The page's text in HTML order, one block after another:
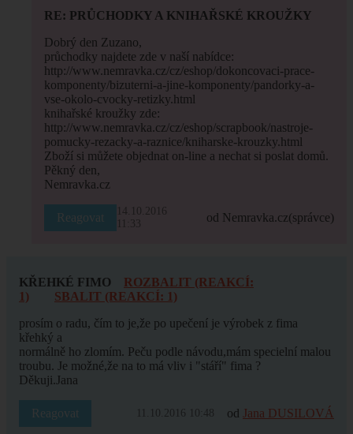
RE: PRŮCHODKY A KNIHAŘSKÉ KROUŽKY
Dobrý den Zuzano,
průchodky najdete zde v naší nabídce:
http://www.nemravka.cz/cz/eshop/dokoncovaci-prace-
komponenty/bizuterni-a-jine-komponenty/pandorky-a-
vse-okolo-cvocky-retizky.html
knihařské kroužky zde:
http://www.nemravka.cz/cz/eshop/scrapbook/nastroje-
pomucky-rezacky-a-raznice/kniharske-krouzky.html
Zboží si můžete objednat on-line a nechat si poslat domů.
Pěkný den,
Nemravka.cz
Reagovat
14.10.2016
od Nemravka.cz(správce)
KŘEHKÉ FIMO
ROZBALIT (REAKCÍ:
1)
SBALIT (REAKCÍ: 1)
prosím o radu, čím to je,že po upečení je výrobek z fima
křehký a
normálně ho zlomím. Peču podle návodu,mám specielní malou
troubu. Je možné,že na to má vliv i "stáří" fima ?
Děkuji.Jana
Reagovat 11.10.2016 10:48 od Jana DUSILOVÁ